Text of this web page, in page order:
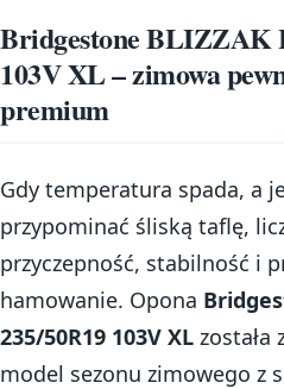
Bridgestone BLIZZAK
103V XL – zimowa
premium
Gdy temperatura spada, a
przypominać śliską taflę,
przyczepność, stabilność i
hamowanie. Opona
235/50R19 103V XL
model sezonu zimowego z